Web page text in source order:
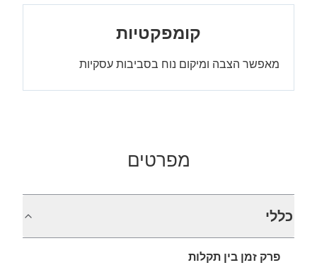
קומפקטיות
מאפשר הצבה ומיקום נוח בסביבות עסקיות
מפרטים
כללי
פרק זמן בין תקלות